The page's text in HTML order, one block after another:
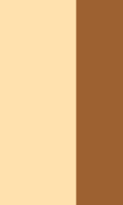
: tuiles, ardoise et
tuiles et consolidation
votre maison à